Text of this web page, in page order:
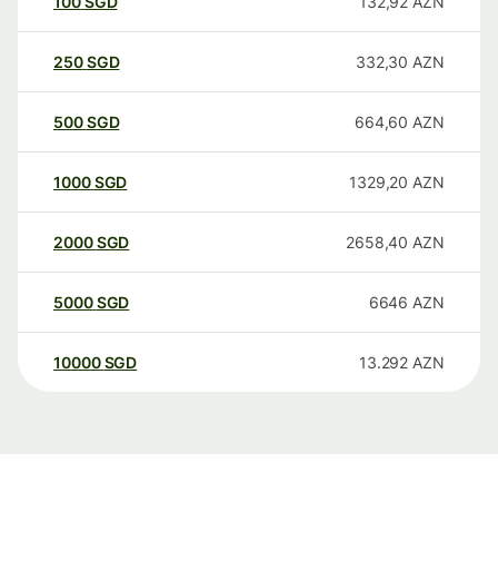
250SGD 332,30 AZN
500SGD 664,60 AZN
1000SGD 1329,20 AZN
2000SGD 2658,40 AZN
5000SGD 6646 AZN
10000 SGD 13.292 AZN